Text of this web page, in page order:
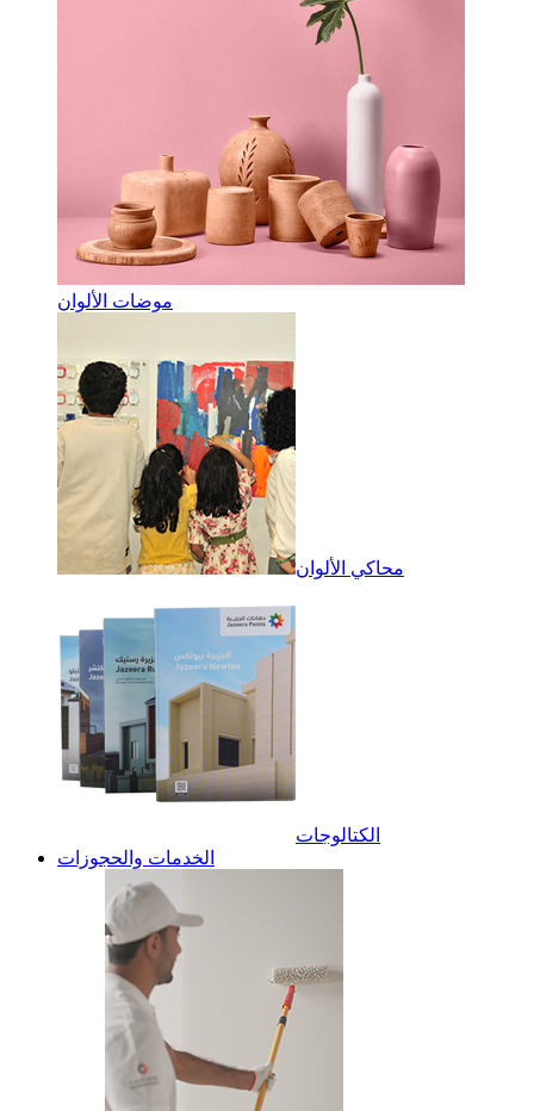
موضات الألوان
محاكي الألوان
الكتالوجات
الخدمات والحجوزات